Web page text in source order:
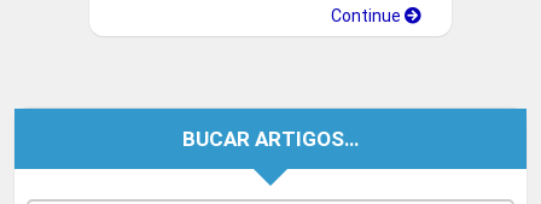
Continue
BUCAR ARTIGOS…